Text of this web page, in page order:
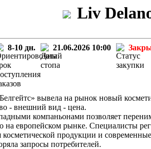
Liv
8-10 дн. 21.06.2026 10:00
вывела на рынок новый
- внешний вид - цена.
компаньонами позволяет
на европейском рынке. Специалисты
косметической продукции и
запросы потребителей.